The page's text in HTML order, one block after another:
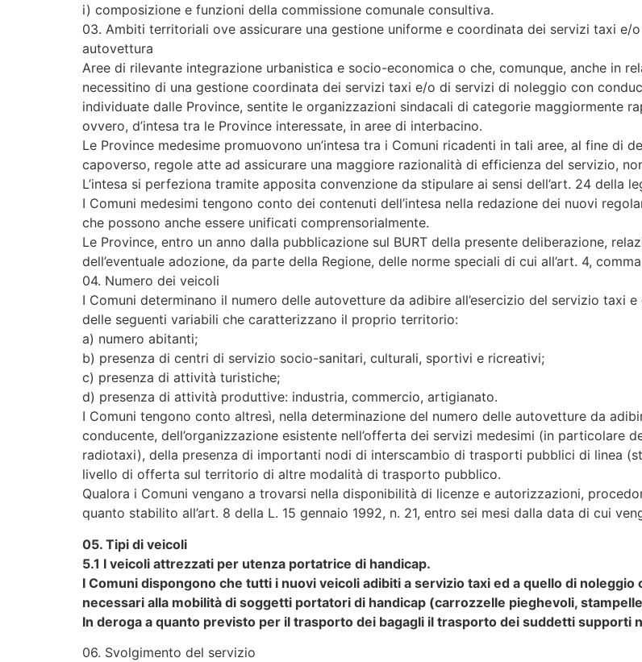
i) composizione e funzioni della commissione comunale consultiva.
03. Ambiti territoriali ove assicurare una gestione uniforme e coordinata dei servizi taxi
autovettura
Aree di rilevante integrazione urbanistica e socio-economica o che, comunque, anche in
necessitino di una gestione coordinata dei servizi taxi e/o di servizi di noleggio con
individuate dalle Province, sentite le organizzazioni sindacali di categorie maggiormente
ovvero, d’intesa tra le Province interessate, in aree di interbacino.
Le Province medesime promuovono un’intesa tra i Comuni ricadenti in tali aree, al fine di
capoverso, regole atte ad assicurare una maggiore razionalità di efficienza del servizio,
L’intesa si perfeziona tramite apposita convenzione da stipulare ai sensi dell’art. 24 della
I Comuni medesimi tengono conto dei contenuti dell’intesa nella redazione dei nuovi
che possono anche essere unificati comprensorialmente.
Le Province, entro un anno dalla pubblicazione sul BURT della presente deliberazione,
dell’eventuale adozione, da parte della Regione, delle norme speciali di cui all’art. 4,
04. Numero dei veicoli
I Comuni determinano il numero delle autovetture da adibire all’esercizio del servizio taxi
delle seguenti variabili che caratterizzano il proprio territorio:
a) numero abitanti;
b) presenza di centri di servizio socio-sanitari, culturali, sportivi e ricreativi;
c) presenza di attività turistiche;
d) presenza di attività produttive: industria, commercio, artigianato.
I Comuni tengono conto altresì, nella determinazione del numero delle autovetture da
conducente, dell’organizzazione esistente nell’offerta dei servizi medesimi (in particolare
radiotaxi), della presenza di importanti nodi di interscambio di trasporti pubblici di linea
livello di offerta sul territorio di altre modalità di trasporto pubblico.
Qualora i Comuni vengano a trovarsi nella disponibilità di licenze e autorizzazioni,
quanto stabilito all’art. 8 della L. 15 gennaio 1992, n. 21, entro sei mesi dalla data di cui
05. Tipi di veicoli
5.1 I veicoli attrezzati per utenza portatrice di handicap.
I Comuni dispongono che tutti i nuovi veicoli adibiti a servizio taxi ed a quello di
necessari alla mobilità di soggetti portatori di handicap (carrozzelle pieghevoli,
In deroga a quanto previsto per il trasporto dei bagagli il trasporto dei suddetti supporti
06. Svolgimento del servizio